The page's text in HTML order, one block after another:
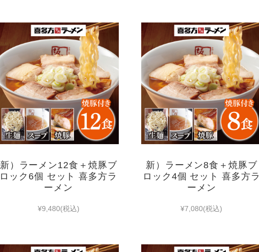
新）ラーメン12食＋焼豚ブ
ロック6個 セット 喜多方ラ
ーメン
¥9,480(税込)
新）ラーメン8食＋焼豚ブ
ロック4個 セット 喜多方ラ
ーメン
¥7,080(税込)